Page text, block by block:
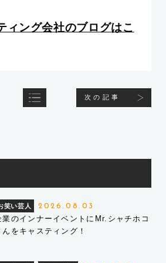
ング会社のブログはこ
次の記事
笑い芸人 2026.08.03
業のインナーイベントにMr.シャチホコ
んをキャスティング！